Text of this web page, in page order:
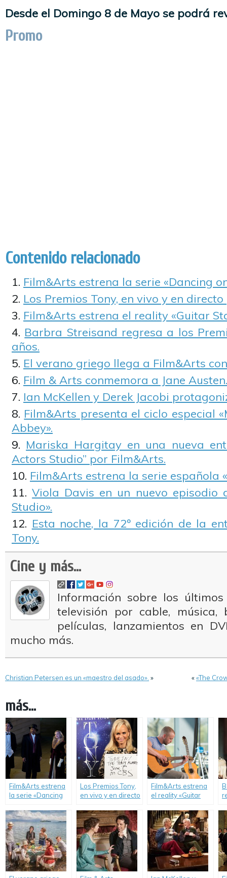
Desde el Domingo 8 de Mayo se podrá
Promo
Contenido relacionado
Film&Arts estrena la serie «Dancing
Los Premios Tony, en vivo y en
Film&Arts estrena el reality «Guitar
Barbra Streisand regresa a los
años.
El verano griego llega a Film&Arts con
Film & Arts conmemora a Jane Austen.
Ian McKellen y Derek Jacobi
Film&Arts presenta el ciclo especial
Abbey».
Mariska Hargitay en una nueva
Actors Studio” por Film&Arts.
Film&Arts estrena la serie española
Viola Davis en un nuevo episodio
Studio».
Esta noche, la 72º edición de la
Tony.
Cine y más...
Información sobre los
televisión por cable, música,
películas, lanzamientos en
mucho más.
Christian Petersen es un «maestro del asado». » ««The
más...
Film&Arts estrena
la serie «Dancing
Los Premios Tony,
en vivo y en directo
Film&Arts estrena
el reality «Guitar